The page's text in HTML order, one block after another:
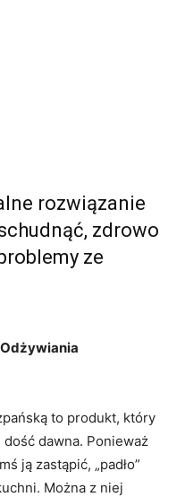
rozwiązanie
zdrowo
ze
to produkt, który
dawna. Ponieważ
ją zastąpić, „padło”
Można z niej